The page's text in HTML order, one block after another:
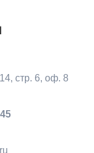
стр. 6, оф. 8